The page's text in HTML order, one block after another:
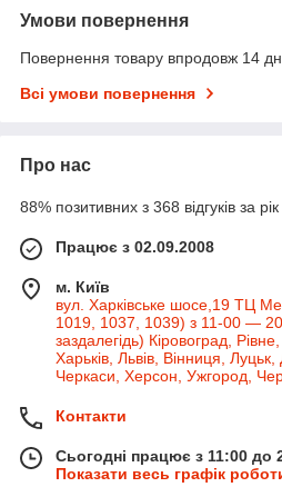
Умови повернення
Повернення товару впродовж 14
Всі умови повернення
Про нас
88% позитивних з 368 відгуків за рік
Працює з 02.09.2008
м. Київ
вул. Харківське шосе,19 ТЦ
1019, 1037, 1039) з 11-00 —
заздалегідь) Кіровоград,
Харьків, Львів, Вінниця,
Черкаси, Херсон, Ужгород,
Контакти
Сьогодні працює з 11:00 до
Показати весь графік